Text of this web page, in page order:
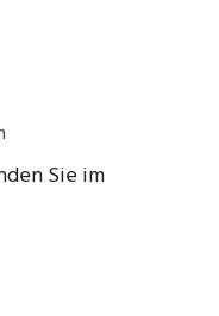
Sie im